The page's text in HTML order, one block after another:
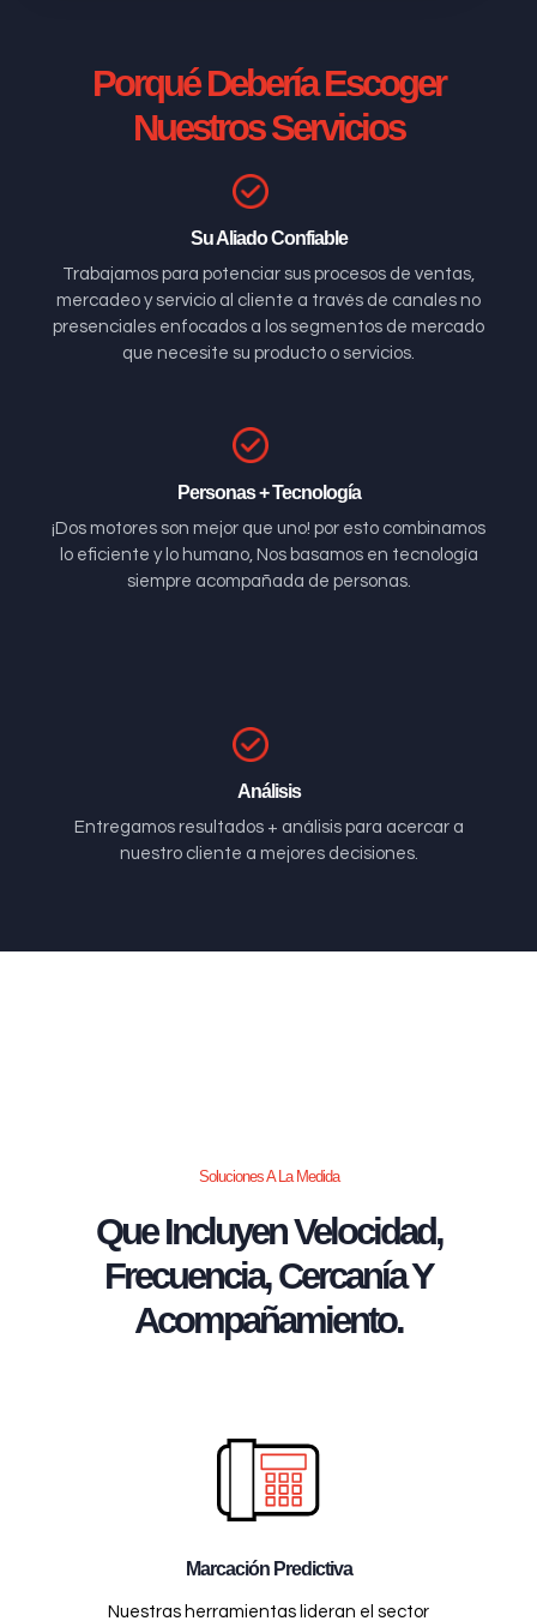
Porqué Debería Escoger
Nuestros Servicios
Su Aliado Confiable
Trabajamos para potenciar sus procesos de ventas,
mercadeo y servicio al cliente a través de canales no
presenciales enfocados a los segmentos de mercado
que necesite su producto o servicios.
Personas + Tecnología
¡Dos motores son mejor que uno! por esto combinamos
lo eficiente y lo humano, Nos basamos en tecnología
siempre acompañada de personas.
Análisis
Entregamos resultados + análisis para acercar a
nuestro cliente a mejores decisiones.
Soluciones A La Medida
Que Incluyen Velocidad,
Frecuencia, Cercanía Y
Acompañamiento.
Marcación Predictiva
Nuestras herramientas lideran el sector